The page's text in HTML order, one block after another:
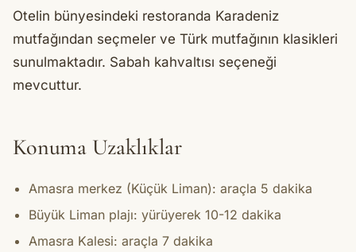
Otelin bünyesindeki restoranda Karadeniz
mutfağından seçmeler ve Türk mutfağının klasikleri
sunulmaktadır. Sabah kahvaltısı seçeneği
mevcuttur.
Konuma Uzaklıklar
Amasra merkez (Küçük Liman): araçla 5 dakika
Büyük Liman plajı: yürüyerek 10-12 dakika
Amasra Kalesi: araçla 7 dakika